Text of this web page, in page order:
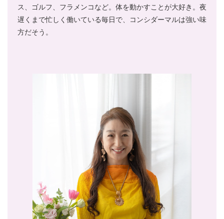
ス、ゴルフ、フラメンコなど。体を動かすことが大好き。夜
遅くまで忙しく働いている毎日で、コンシダーマルは強い味
方だそう。